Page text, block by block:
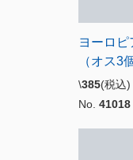
ヨーロピ
（オス3
\385(税込)
No. 41018